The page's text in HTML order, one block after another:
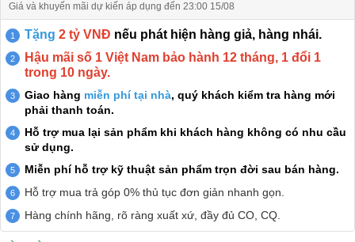
Giá và khuyến mãi dự kiến áp dụng đến 23:00 15/08
Tặng 2 tỷ VNĐ nếu phát hiện hàng giả, hàng nhái.
Hậu mãi số 1 Việt Nam bảo hành 12 tháng, 1 đổi 1
trong 10 ngày.
Giao hàng miễn phí tại nhà, quý khách kiểm tra hàng mới
phải thanh toán.
Hỗ trợ mua lại sản phẩm khi khách hàng không có nhu cầu
sử dụng.
Miễn phí hỗ trợ kỹ thuật sản phẩm trọn đời sau bán hàng.
Hỗ trợ mua trả góp 0% thủ tục đơn giản nhanh gọn.
Hàng chính hãng, rõ ràng xuất xứ, đầy đủ CO, CQ.